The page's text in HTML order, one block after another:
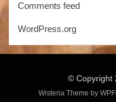
Comments feed
WordPress.org
© Copyright
Wisteria Theme by